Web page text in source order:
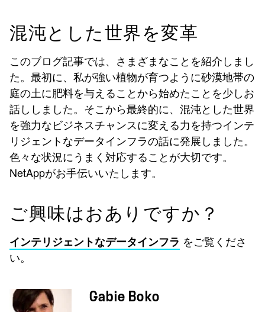
混沌とした世界を変革
このブログ記事では、さまざまなことを紹介しまし
た。最初に、私が強い植物が育つように砂漠地帯の
庭の土に肥料を与えることから始めたことを少しお
話ししました。そこから最終的に、混沌とした世界
を強力なビジネスチャンスに変える力を持つインテ
リジェントなデータインフラの話に発展しました。
色々な状況にうまく対応することが大切です。
NetAppがお手伝いいたします。
ご興味はおありですか？
インテリジェントなデータインフラ をご覧くださ
い。
Gabie Boko